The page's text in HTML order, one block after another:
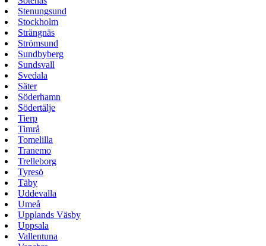
Stenungsund
Stockholm
Strängnäs
Strömsund
Sundbyberg
Sundsvall
Svedala
Säter
Söderhamn
Södertälje
Tierp
Timrå
Tomelilla
Tranemo
Trelleborg
Tyresö
Täby
Uddevalla
Umeå
Upplands Väsby
Uppsala
Vallentuna